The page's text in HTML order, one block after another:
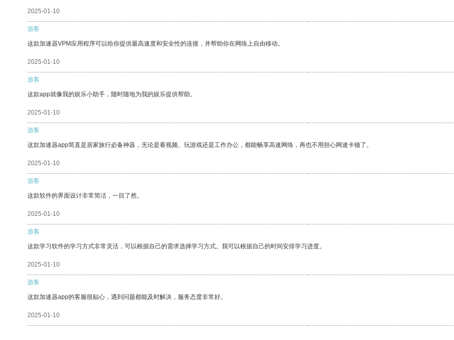
2025-01-10
游客
这款加速器VPM应用程序可以给你提供最高速度和安全性的连接，并帮助你在网络上自由移动。
2025-01-10
游客
这款app就像我的娱乐小助手，随时随地为我的娱乐提供帮助。
2025-01-10
游客
这款加速器app简直是居家旅行必备神器，无论是看视频、玩游戏还是工作办公，都能畅享高速网络，再也不用担心网速卡顿了。
2025-01-10
游客
这款软件的界面设计非常简洁，一目了然。
2025-01-10
游客
这款学习软件的学习方式非常灵活，可以根据自己的需求选择学习方式。我可以根据自己的时间安排学习进度。
2025-01-10
游客
这款加速器app的客服很贴心，遇到问题都能及时解决，服务态度非常好。
2025-01-10